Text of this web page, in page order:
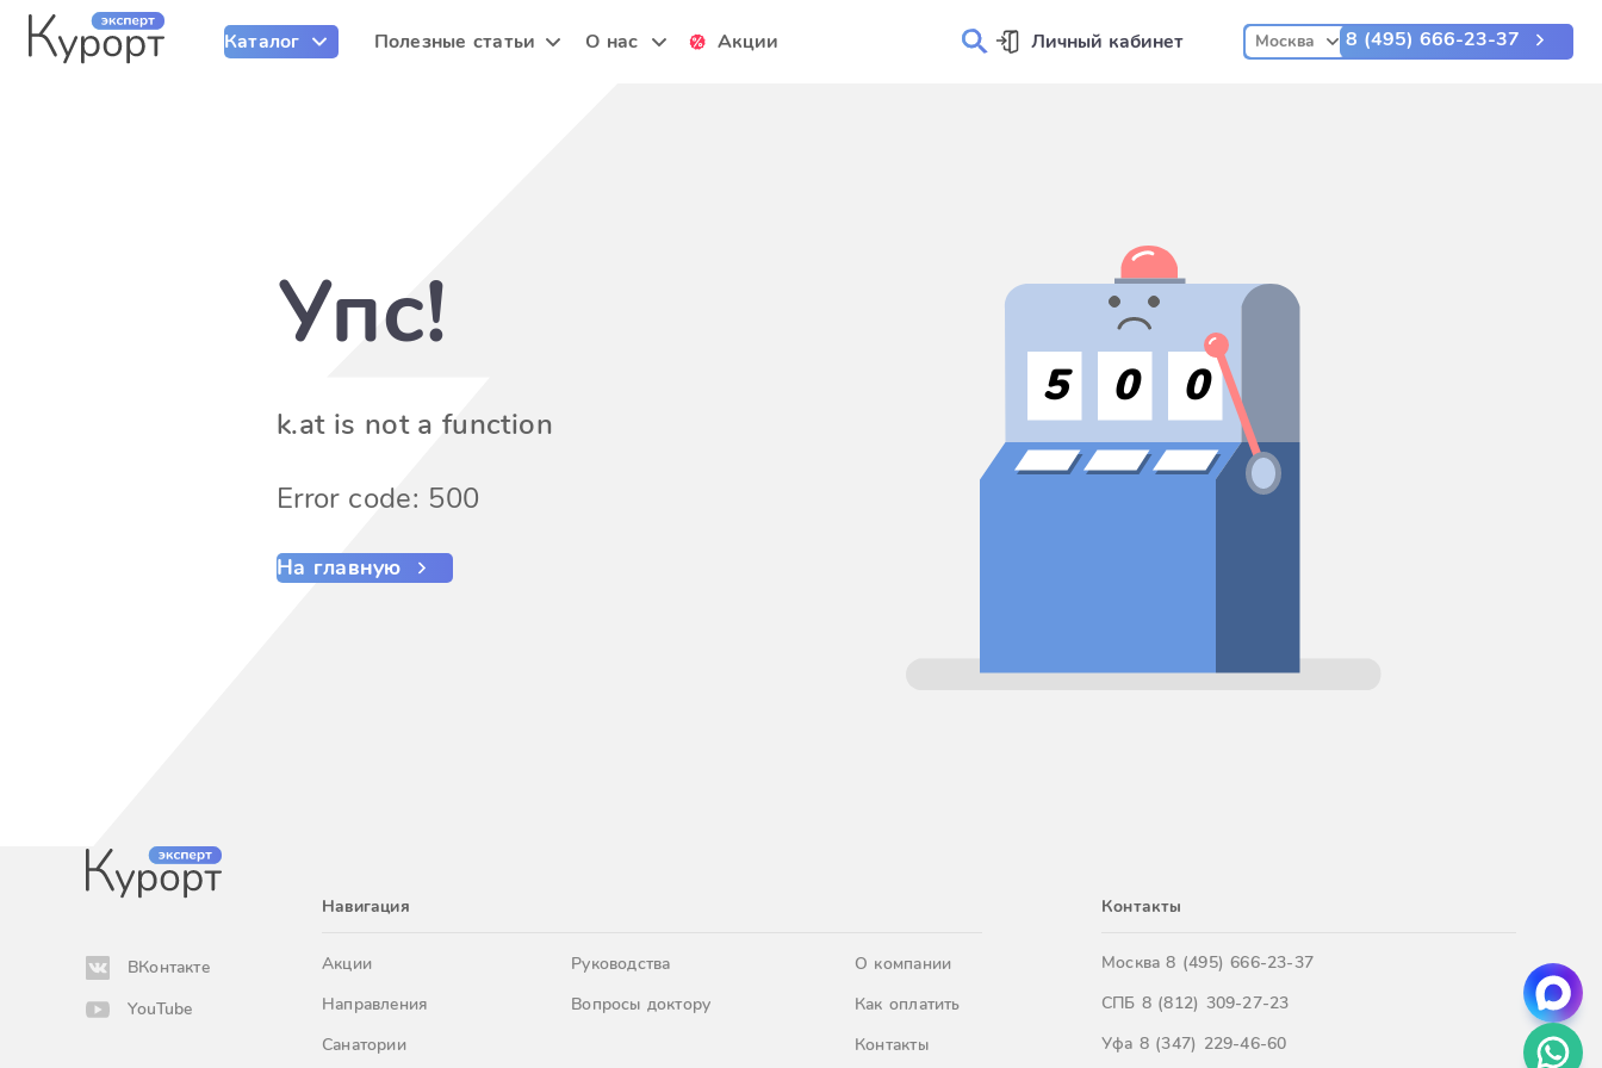
Каталог Полезные статьи О нас Акции Личный кабинет Москва 8 (495) 666-23-37
Упс!
k.at is not a function
Error code: 500
На главную
5 0 0
ВКонтакте
YouTube
Навигация
Акции
Направления
Санатории
Руководства
Вопросы доктору
О компании
Как оплатить
Контакты
Контакты
Москва8 (495) 666-23-37
СПБ 8 (812) 309-27-23
Уфа 8 (347) 229-46-60